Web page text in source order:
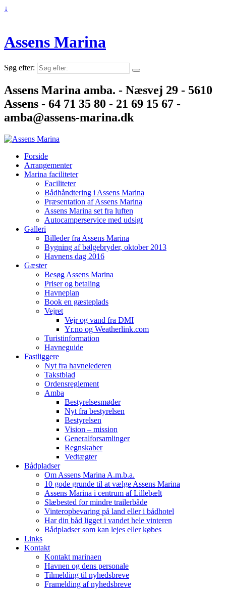
↓
Assens Marina
Søg efter:
Assens Marina amba. - Næsvej 29 - 5610
Assens - 64 71 35 80 - 21 69 15 67 -
amba@assens-marina.dk
Forside
Arrangementer
Marina faciliteter
Faciliteter
Bådhåndtering i Assens Marina
Præsentation af Assens Marina
Assens Marina set fra luften
Autocamperservice med udsigt
Galleri
Billeder fra Assens Marina
Bygning af bølgebryder, oktober 2013
Havnens dag 2016
Gæster
Besøg Assens Marina
Priser og betaling
Havneplan
Book en gæsteplads
Vejret
Vejr og vand fra DMI
Yr.no og Weatherlink.com
Turistinformation
Havneguide
Fastliggere
Nyt fra havnelederen
Takstblad
Ordensreglement
Amba
Bestyrelsesmøder
Nyt fra bestyrelsen
Bestyrelsen
Vision – mission
Generalforsamlinger
Regnskaber
Vedtægter
Bådpladser
Om Assens Marina A.m.b.a.
10 gode grunde til at vælge Assens Marina
Assens Marina i centrum af Lillebælt
Slæbested for mindre trailerbåde
Vinteropbevaring på land eller i bådhotel
Har din båd ligget i vandet hele vinteren
Bådpladser som kan lejes eller købes
Links
Kontakt
Kontakt marinaen
Havnen og dens personale
Tilmelding til nyhedsbreve
Framelding af nyhedsbreve